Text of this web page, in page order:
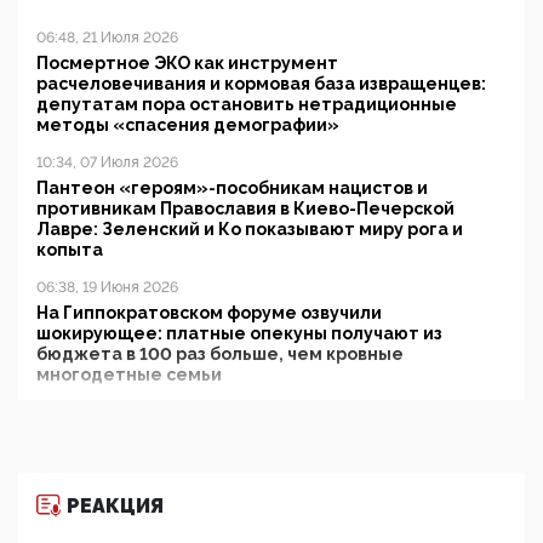
06:48, 21 Июля 2026
Посмертное ЭКО как инструмент
расчеловечивания и кормовая база извращенцев:
депутатам пора остановить нетрадиционные
методы «спасения демографии»
10:34, 07 Июля 2026
Пантеон «героям»-пособникам нацистов и
противникам Православия в Киево-Печерской
Лавре: Зеленский и Ко показывают миру рога и
копыта
06:38, 19 Июня 2026
На Гиппократовском форуме озвучили
шокирующее: платные опекуны получают из
бюджета в 100 раз больше, чем кровные
многодетные семьи
11:53, 09 Июня 2026
РЕАКЦИЯ